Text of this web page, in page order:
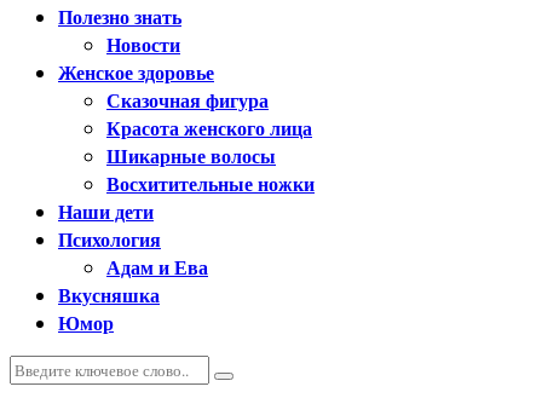
Полезно знать
Новости
Женское здоровье
Сказочная фигура
Красота женского лица
Шикарные волосы
Восхитительные ножки
Наши дети
Психология
Адам и Ева
Вкусняшка
Юмор
Искать:
Поиск